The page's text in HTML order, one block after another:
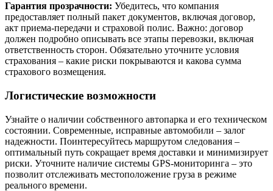
Гарантия прозрачности: Убедитесь, что компания
предоставляет полный пакет документов, включая договор,
акт приема-передачи и страховой полис. Важно: договор
должен подробно описывать все этапы перевозки, включая
ответственность сторон. Обязательно уточните условия
страхования – какие риски покрываются и какова сумма
страхового возмещения.
Логистические возможности
Узнайте о наличии собственного автопарка и его техническом
состоянии. Современные, исправные автомобили – залог
надежности. Поинтересуйтесь маршрутом следования –
оптимальный путь сокращает время доставки и минимизирует
риски. Уточните наличие системы GPS-мониторинга – это
позволит отслеживать местоположение груза в режиме
реального времени.